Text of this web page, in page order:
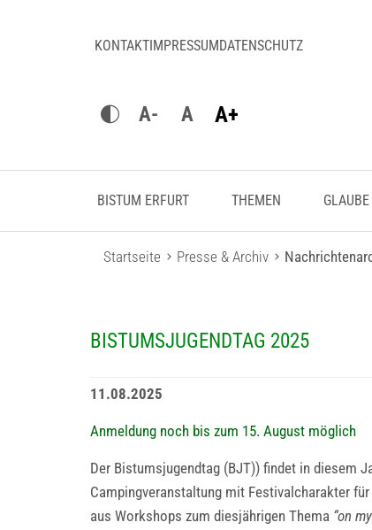
KONTAKTIMPRESSUMDATENSCHUTZ
A- A A+
BISTUM ERFURT THEMEN
Startseite Presse & Archiv
BISTUMSJUGENDTAG 2025
11.08.2025
Anmeldung noch bis zum 15. August möglich
Der Bistumsjugendtag (BJT)) findet in diesem
Campingveranstaltung mit Festivalcharakter
aus Workshops zum diesjährigen Thema “on